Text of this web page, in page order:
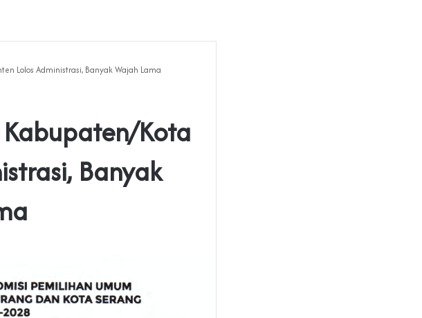
Lolos Administrasi, Banyak Wajah Lama
Kota
Banyak